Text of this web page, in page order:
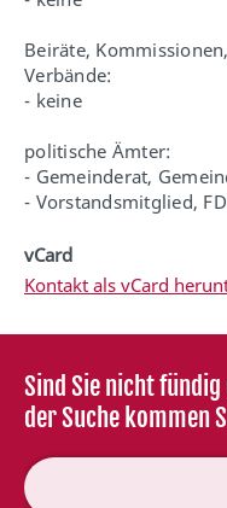
Beiräte,
Verbände:
- keine
politische Ämter:
- Gemeinderat,
- Vorstandsmitglied,
vCard
Kontakt als vCard
Sind Sie nicht
der Suche kommen